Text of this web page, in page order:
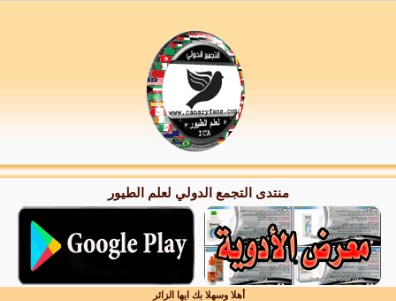
منتدى التجمع الدولي لعلم الطيور
أهلا وسهلا بك ايها الزائر